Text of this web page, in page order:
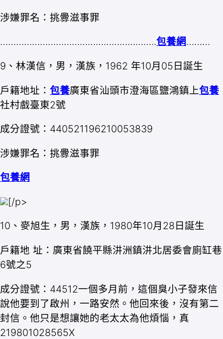
涉嫌罪名：挑釁滋事罪
…………………………………………………..包養網………
9、林漢信，男，漢族，1962 年10月05日誕生
戶籍地址： 包養廣東省汕頭市澄海區鹽鴻鎮上包養
社村戲臺東2號
成分證號：440521196210053839
涉嫌罪名：挑釁滋事罪
包養網
[/p>
10、麥旭生，男，漢族，1980年10月28日誕生
戶籍地 址：廣東省饒平縣汫洲鎮汫北居委會廁缸巷
6號之5
成分證號：44512一個多月前，這個臭小子發來信
說他要到了啟州，一路安然。他回來後，沒有第二
封信。他只是想讓她的老太太為他煩惱，真
219801028565X